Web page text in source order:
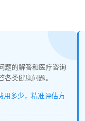
题的解答和医疗咨询
各类健康问题。
用多少，精准评估方